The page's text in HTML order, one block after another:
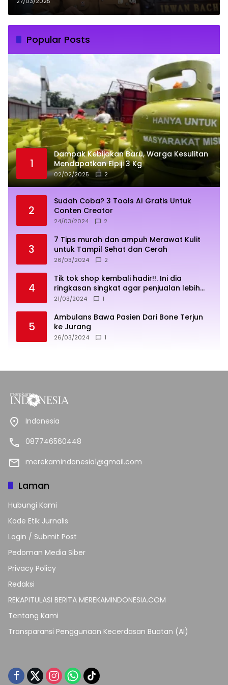
Raya
Popular Posts
1
Dampak Kebijakan Baru, Warga Kesulitan
Mendapatkan Elpiji 3 Kg
02/02/2025 2
2
Sudah Coba? 3 Tools AI Gratis Untuk
Conten Creator
24/03/2024 2
3
7 Tips murah dan ampuh Merawat Kulit
untuk Tampil Sehat dan Cerah
26/03/2024 2
4
Tik tok shop kembali hadir!!. Ini dia
ringkasan singkat agar penjualan lebih
sukses
21/03/2024 1
5
Ambulans Bawa Pasien Dari Bone Terjun
ke Jurang
26/03/2024 1
Indonesia
087746560448
merekamindonesia1@gmail.com
Laman
Hubungi Kami
Kode Etik Jurnalis
Login / Submit Post
Pedoman Media Siber
Privacy Policy
Redaksi
REKAPITULASI BERITA MEREKAMINDONESIA.COM
Tentang Kami
Transparansi Penggunaan Kecerdasan Buatan (AI)